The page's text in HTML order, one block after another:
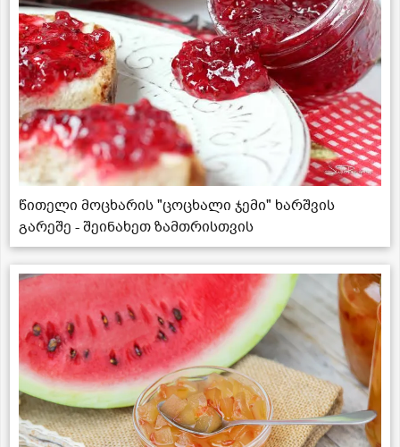
წითელი მოცხარის "ცოცხალი ჯემი" ხარშვის
გარეშე - შეინახეთ ზამთრისთვის